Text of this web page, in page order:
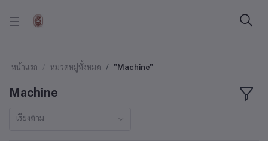
หน้าแรก หมวดหมู่ทั้งหมด "Machine"
Machine
เรียงตาม